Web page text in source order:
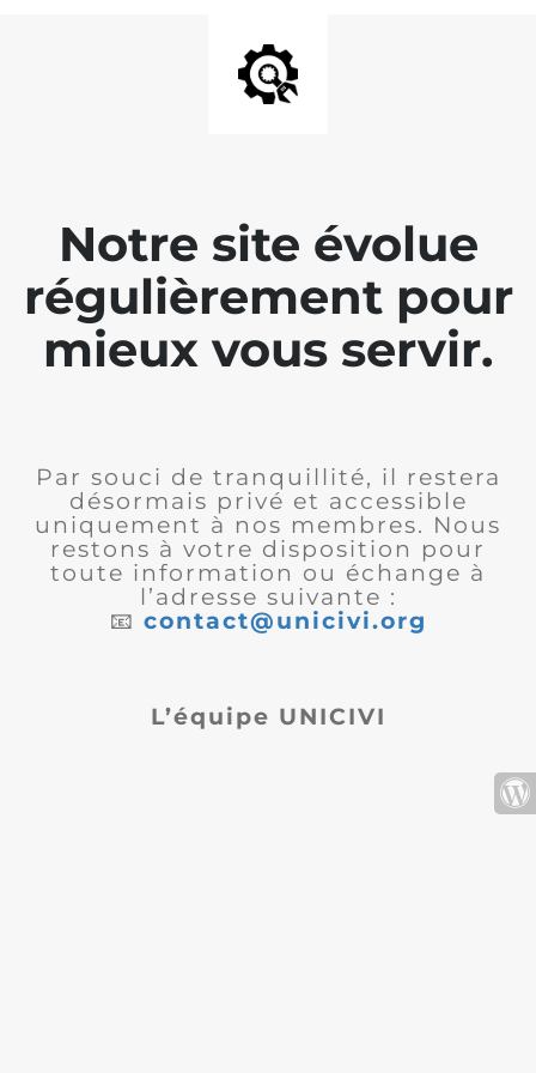
Notre site évolue
régulièrement pour
mieux vous servir.
Par souci de tranquillité, il restera
désormais privé et accessible
uniquement à nos membres. Nous
restons à votre disposition pour
toute information ou échange à
l’adresse suivante :
📧 contact@unicivi.org
L’équipe UNICIVI